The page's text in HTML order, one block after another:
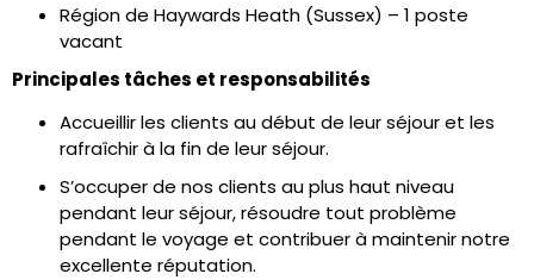
Région de Haywards Heath (Sussex) – 1 poste
vacant
Principales tâches et responsabilités
Accueillir les clients au début de leur séjour et les
rafraîchir à la fin de leur séjour.
S’occuper de nos clients au plus haut niveau
pendant leur séjour, résoudre tout problème
pendant le voyage et contribuer à maintenir notre
excellente réputation.